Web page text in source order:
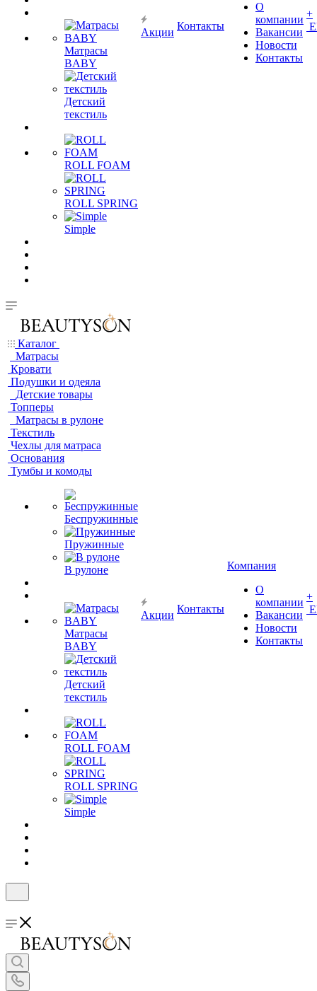
Матрасы
BABY
Детский
текстиль
ROLL FOAM
ROLL SPRING
Simple
Акции
Контакты
О
компании
Вакансии
Новости
Контакты
+
Каталог
Матрасы
Кровати
Подушки и одеяла
Детские товары
Топперы
Матрасы в рулоне
Текстиль
Чехлы для матраса
Основания
Тумбы и комоды
Беспружинные
Пружинные
В рулоне
Матрасы
BABY
Детский
текстиль
ROLL FOAM
ROLL SPRING
Simple
Акции
Контакты
Компания
О
компании
Вакансии
Новости
Контакты
+